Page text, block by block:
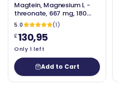
Magtein, Magnesium L -
threonate, 667 mg, 180
κάψουλες - Source
Naturals
5.0
(1)
£130,95
Only 1 left
Add to Cart